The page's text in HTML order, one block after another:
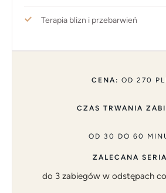
CENA: OD 270
CZAS TRWANIA
OD 30 DO 60
ZALECANA
do 3 zabiegów w odstępach
Terapia blizn i przebarwień